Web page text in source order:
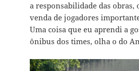
a responsabilidade das obras,
venda de jogadores
Uma coisa que eu aprendi a
ônibus dos times, olha o do